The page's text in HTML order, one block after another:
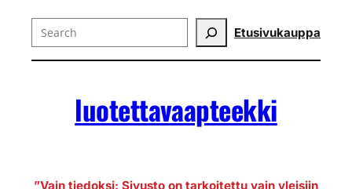
Search Etusivukauppa
luotettavaapteekki
”Vain tiedoksi: Sivusto on tarkoitettu vain yleisiin